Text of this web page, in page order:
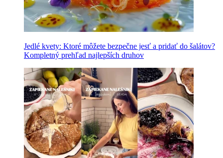
Jedlé kvety: Ktoré môžete bezpečne jesť a pridať do šalátov?
Kompletný prehľad najlepších druhov